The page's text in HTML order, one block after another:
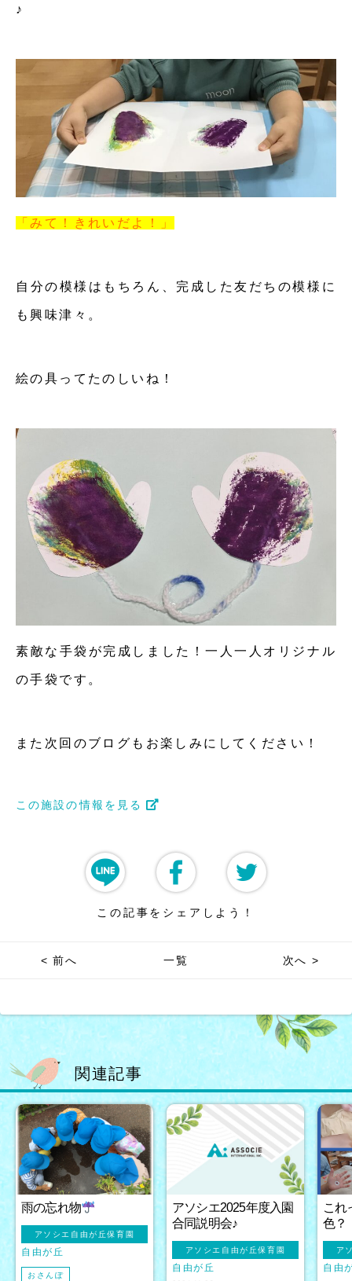
♪
「みて！きれいだよ！」
自分の模様はもちろん、完成した友だちの模様に
も興味津々。
絵の具ってたのしいね！
素敵な手袋が完成しました！一人一人オリジナル
の手袋です。
また次回のブログもお楽しみにしてください！
この施設の情報を見る
この記事をシェアしよう！
< 前へ 一覧 次へ >
関連記事
雨の忘れ物
アソシエ自由が丘保育園
自由が丘
おさんぽ
アソシエ2025年度入園
合同説明会♪
アソシエ自由が丘保育園
自由が丘
これ
色？
ア
自由